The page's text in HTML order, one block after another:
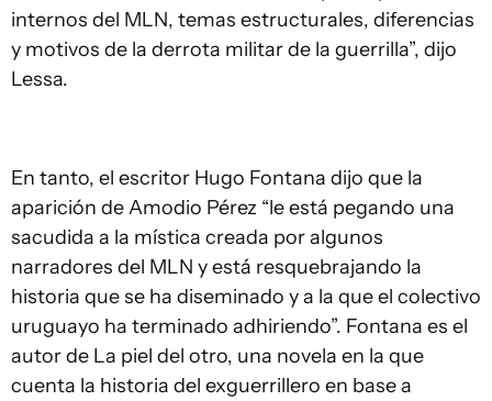
internos del MLN, temas estructurales, diferencias
y motivos de la derrota militar de la guerrilla”, dijo
Lessa.
En tanto, el escritor Hugo Fontana dijo que la
aparición de Amodio Pérez “le está pegando una
sacudida a la mística creada por algunos
narradores del MLN y está resquebrajando la
historia que se ha diseminado y a la que el colectivo
uruguayo ha terminado adhiriendo”. Fontana es el
autor de La piel del otro, una novela en la que
cuenta la historia del exguerrillero en base a